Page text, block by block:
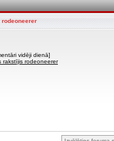
rodeoneerer
vidēji dienā]
rakstījis rodeoneerer